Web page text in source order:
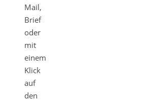
Mail,
Brief
oder
mit
einem
Klick
auf
den